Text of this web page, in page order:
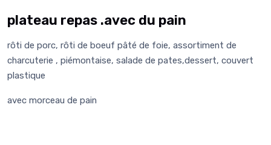
plateau repas .avec du pain
rôti de porc, rôti de boeuf pâté de foie, assortiment de
charcuterie , piémontaise, salade de pates,dessert, couvert
plastique
avec morceau de pain